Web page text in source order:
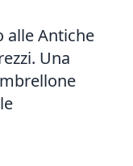
alle Antiche
Una